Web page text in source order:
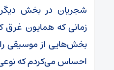
شجریان در بخش
زمانی که همایون غرق
بخش‌هایی از موسیقی
احساس می‌کردم که